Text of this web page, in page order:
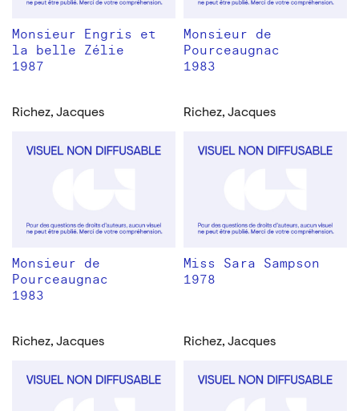
Monsieur Engris et
la belle Zélie
1987
Monsieur de
Pourceaugnac
1983
Richez, Jacques
Monsieur de
Pourceaugnac
1983
Richez, Jacques
Miss Sara Sampson
1978
Richez, Jacques Richez, Jacques